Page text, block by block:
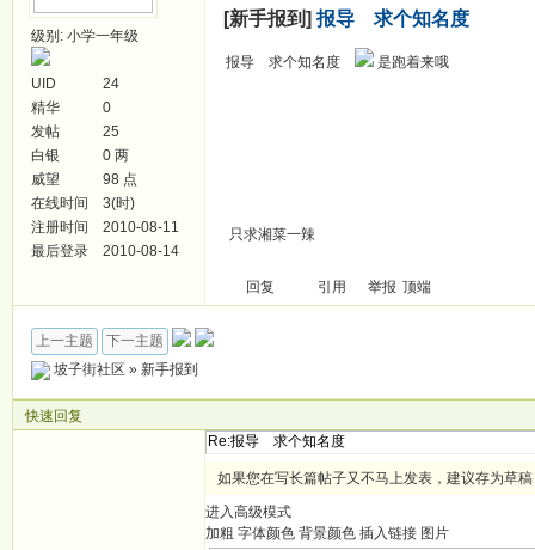
级别: 小学一年级
UID
24
精华
0
发帖
25
白银
0 两
威望
98 点
在线时间
3(时)
注册时间
2010-08-11
最后登录
2010-08-14
[新手报到] 报导 求个知名度
报导 求个知名度 是跑着来哦
只求湘菜一辣
回复 引用 举报 顶端
上一主题
下一主题
坡子街社区 » 新手报到
快速回复
如果您在写长篇帖子又不马上发表，建议存为草稿
进入高级模式
加粗 字体颜色 背景颜色 插入链接 图片